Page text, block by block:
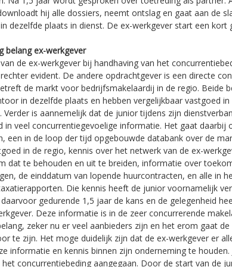
hij alle dossiers, neemt ontslag en gaat aan de
dezelfde plaats in dienst. De ex-werkgever start een kort
belang ex-werkgever
de ex-werkgever bij handhaving van het
evident. De andere opdrachtgever is een directe
de markt voor bedrijfsmakelaardij in de regio. Beide
in dezelfde plaats en hebben vergelijkbaar vastgoed in
Verder is aannemelijk dat de junior tijdens zijn
in veel concurrentiegevoelige informatie. Het gaat daarbij
een in de loop der tijd opgebouwde databank over de
in de regio, kennis over het netwerk van de ex-
dat te behouden en uit te breiden, informatie over
de einddatum van lopende huurcontracten, en alle in
Die kennis heeft de junior voornamelijk
gedurende 1,5 jaar de kans en de gelegenheid
Deze informatie is in de zeer concurrerende
zeker nu er veel aanbieders zijn en het erom gaat
te zijn. Het moge duidelijk zijn dat de ex-werkgever er
informatie en kennis binnen zijn onderneming te houden.
concurrentiebeding aangegaan. Door de start van de